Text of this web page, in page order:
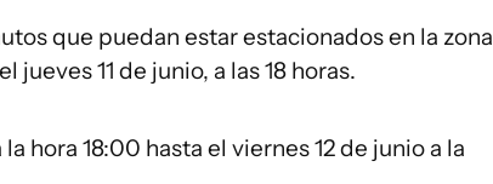
que puedan estar estacionados en la zona
jueves 11 de junio, a las 18 horas.
hora 18:00 hasta el viernes 12 de junio a la